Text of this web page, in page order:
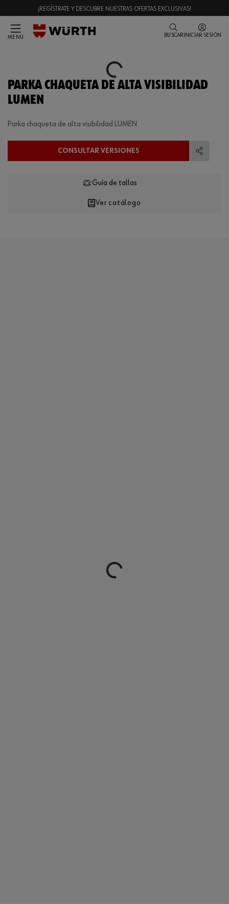
¡REGÍSTRATE Y DESCUBRE NUESTRAS OFERTAS EXCLUSIVAS!
MENÚ BUSCAR INICIAR SESIÓN
Loading...
PARKA CHAQUETA DE ALTA VISIBILIDAD
LUMEN
Parka chaqueta de alta visibilidad LUMEN
CONSULTAR VERSIONES
Ver catálogo
Guía de tallas